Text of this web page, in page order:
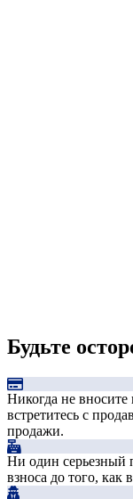
Будьте
Никогда не вносите
встретитесь с
продажи.
Ни один серьезный
взноса до того, как